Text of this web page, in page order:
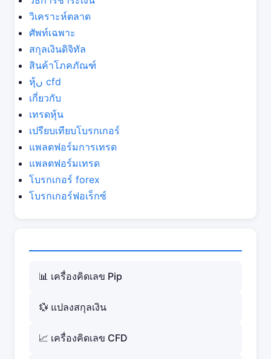
วิเคราะห์ตลาด
ศัพท์เฉพาะ
สกุลเงินดิจิทัล
สินค้าโภคภัณฑ์
หุ้ں cfd
เกี่ยวกับ
เทรดหุ้น
เปรียบเทียบโบรกเกอร์
แพลตฟอร์มการเทรด
แพลตฟอร์มเทรด
โบรกเกอร์ forex
โบรกเกอร์ฟอเร็กซ์
📊 เครื่องคิดเลข Pip
💱 แปลงสกุลเงิน
📈 เครื่องคิดเลข CFD